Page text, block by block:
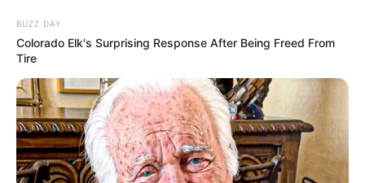
BUZZ DAY
Colorado Elk's Surprising Response After Being Freed From
Tire